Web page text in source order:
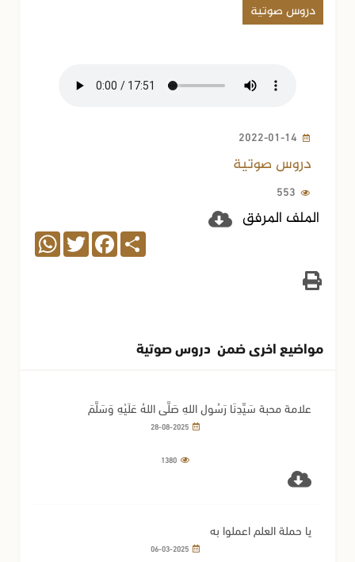
دروس صوتية
2022-01-14
دروس صوتية
553
الملف المرفق
Share
Facebook
Twitter
WhatsApp
مواضيع اخرى ضمن دروس صوتية
علامة محبة سَيِّدِنَا رَسُولِ اللهِ صَلَّى اللهُ عَلَيْهِ وَسَلَّمَ
28-08-2025
1380
يا حملة العلم اعملوا به
06-03-2025